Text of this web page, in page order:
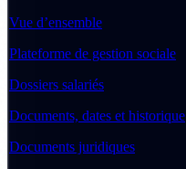
Vue d’ensemble
Plateforme de gestion sociale
Dossiers salariés
Documents, dates et historique
Documents juridiques